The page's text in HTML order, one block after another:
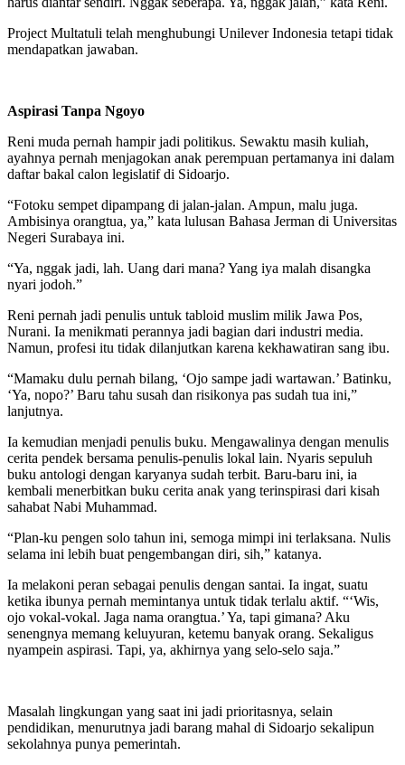
Project Multatuli telah menghubungi Unilever Indonesia tetapi tidak
mendapatkan jawaban.
Aspirasi Tanpa Ngoyo
Reni muda pernah hampir jadi politikus. Sewaktu masih kuliah,
ayahnya pernah menjagokan anak perempuan pertamanya ini dalam
daftar bakal calon legislatif di Sidoarjo.
“Fotoku sempet dipampang di jalan-jalan. Ampun, malu juga.
Ambisinya orangtua, ya,” kata lulusan Bahasa Jerman di Universitas
Negeri Surabaya ini.
“Ya, nggak jadi, lah. Uang dari mana? Yang iya malah disangka
nyari jodoh.”
Reni pernah jadi penulis untuk tabloid muslim milik Jawa Pos,
Nurani. Ia menikmati perannya jadi bagian dari industri media.
Namun, profesi itu tidak dilanjutkan karena kekhawatiran sang ibu.
“Mamaku dulu pernah bilang, ‘Ojo sampe jadi wartawan.’ Batinku,
‘Ya, nopo?’ Baru tahu susah dan risikonya pas sudah tua ini,”
lanjutnya.
Ia kemudian menjadi penulis buku. Mengawalinya dengan menulis
cerita pendek bersama penulis-penulis lokal lain. Nyaris sepuluh
buku antologi dengan karyanya sudah terbit. Baru-baru ini, ia
kembali menerbitkan buku cerita anak yang terinspirasi dari kisah
sahabat Nabi Muhammad.
“Plan-ku pengen solo tahun ini, semoga mimpi ini terlaksana. Nulis
selama ini lebih buat pengembangan diri, sih,” katanya.
Ia melakoni peran sebagai penulis dengan santai. Ia ingat, suatu
ketika ibunya pernah memintanya untuk tidak terlalu aktif. “‘Wis,
ojo vokal-vokal. Jaga nama orangtua.’ Ya, tapi gimana? Aku
senengnya memang keluyuran, ketemu banyak orang. Sekaligus
nyampein aspirasi. Tapi, ya, akhirnya yang selo-selo saja.”
Masalah lingkungan yang saat ini jadi prioritasnya, selain
pendidikan, menurutnya jadi barang mahal di Sidoarjo sekalipun
sekolahnya punya pemerintah.